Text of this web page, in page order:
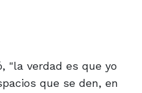
"la verdad es que yo
que se den, en